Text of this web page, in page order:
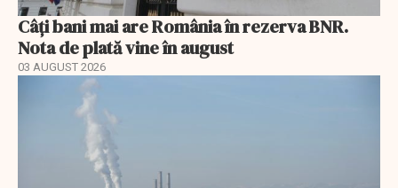
Câți bani mai are România în rezerva BNR.
Nota de plată vine în august
03 AUGUST 2026